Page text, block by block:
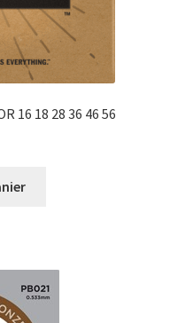
16 18 28 36 46 56